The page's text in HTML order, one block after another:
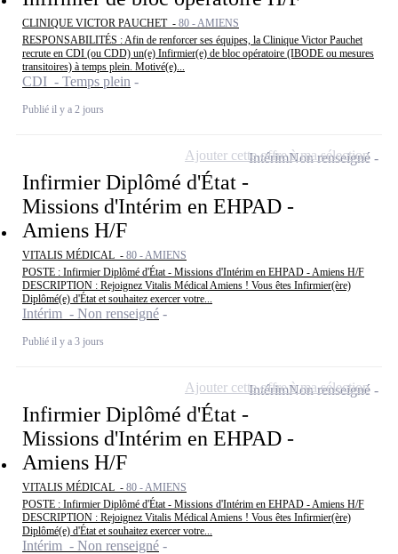
CLINIQUE VICTOR PAUCHET - 80 - AMIENS
RESPONSABILITÉS : Afin de renforcer ses équipes, la Clinique Victor Pauchet
recrute en CDI (ou CDD) un(e) Infirmier(e) de bloc opératoire (IBODE ou mesures
transitoires) à temps plein. Motivé(e)...
CDI - Temps plein
Publié il y a 2 jours
Infirmier Diplômé d'État -
Missions d'Intérim en EHPAD -
Amiens H/F
VITALIS MÉDICAL - 80 - AMIENS
POSTE : Infirmier Diplômé d'État - Missions d'Intérim en EHPAD - Amiens H/F
DESCRIPTION : Rejoignez Vitalis Médical Amiens ! Vous êtes Infirmier(ère)
Diplômé(e) d'État et souhaitez exercer votre...
Intérim - Non renseigné
Publié il y a 3 jours
IntérimNon renseigné
Ajouter cette offre à ma sélection
Infirmier Diplômé d'État -
Missions d'Intérim en EHPAD -
Amiens H/F
VITALIS MÉDICAL - 80 - AMIENS
POSTE : Infirmier Diplômé d'État - Missions d'Intérim en EHPAD - Amiens H/F
DESCRIPTION : Rejoignez Vitalis Médical Amiens ! Vous êtes Infirmier(ère)
Diplômé(e) d'État et souhaitez exercer votre...
Intérim - Non renseigné
IntérimNon renseigné
Ajouter cette offre à ma sélection